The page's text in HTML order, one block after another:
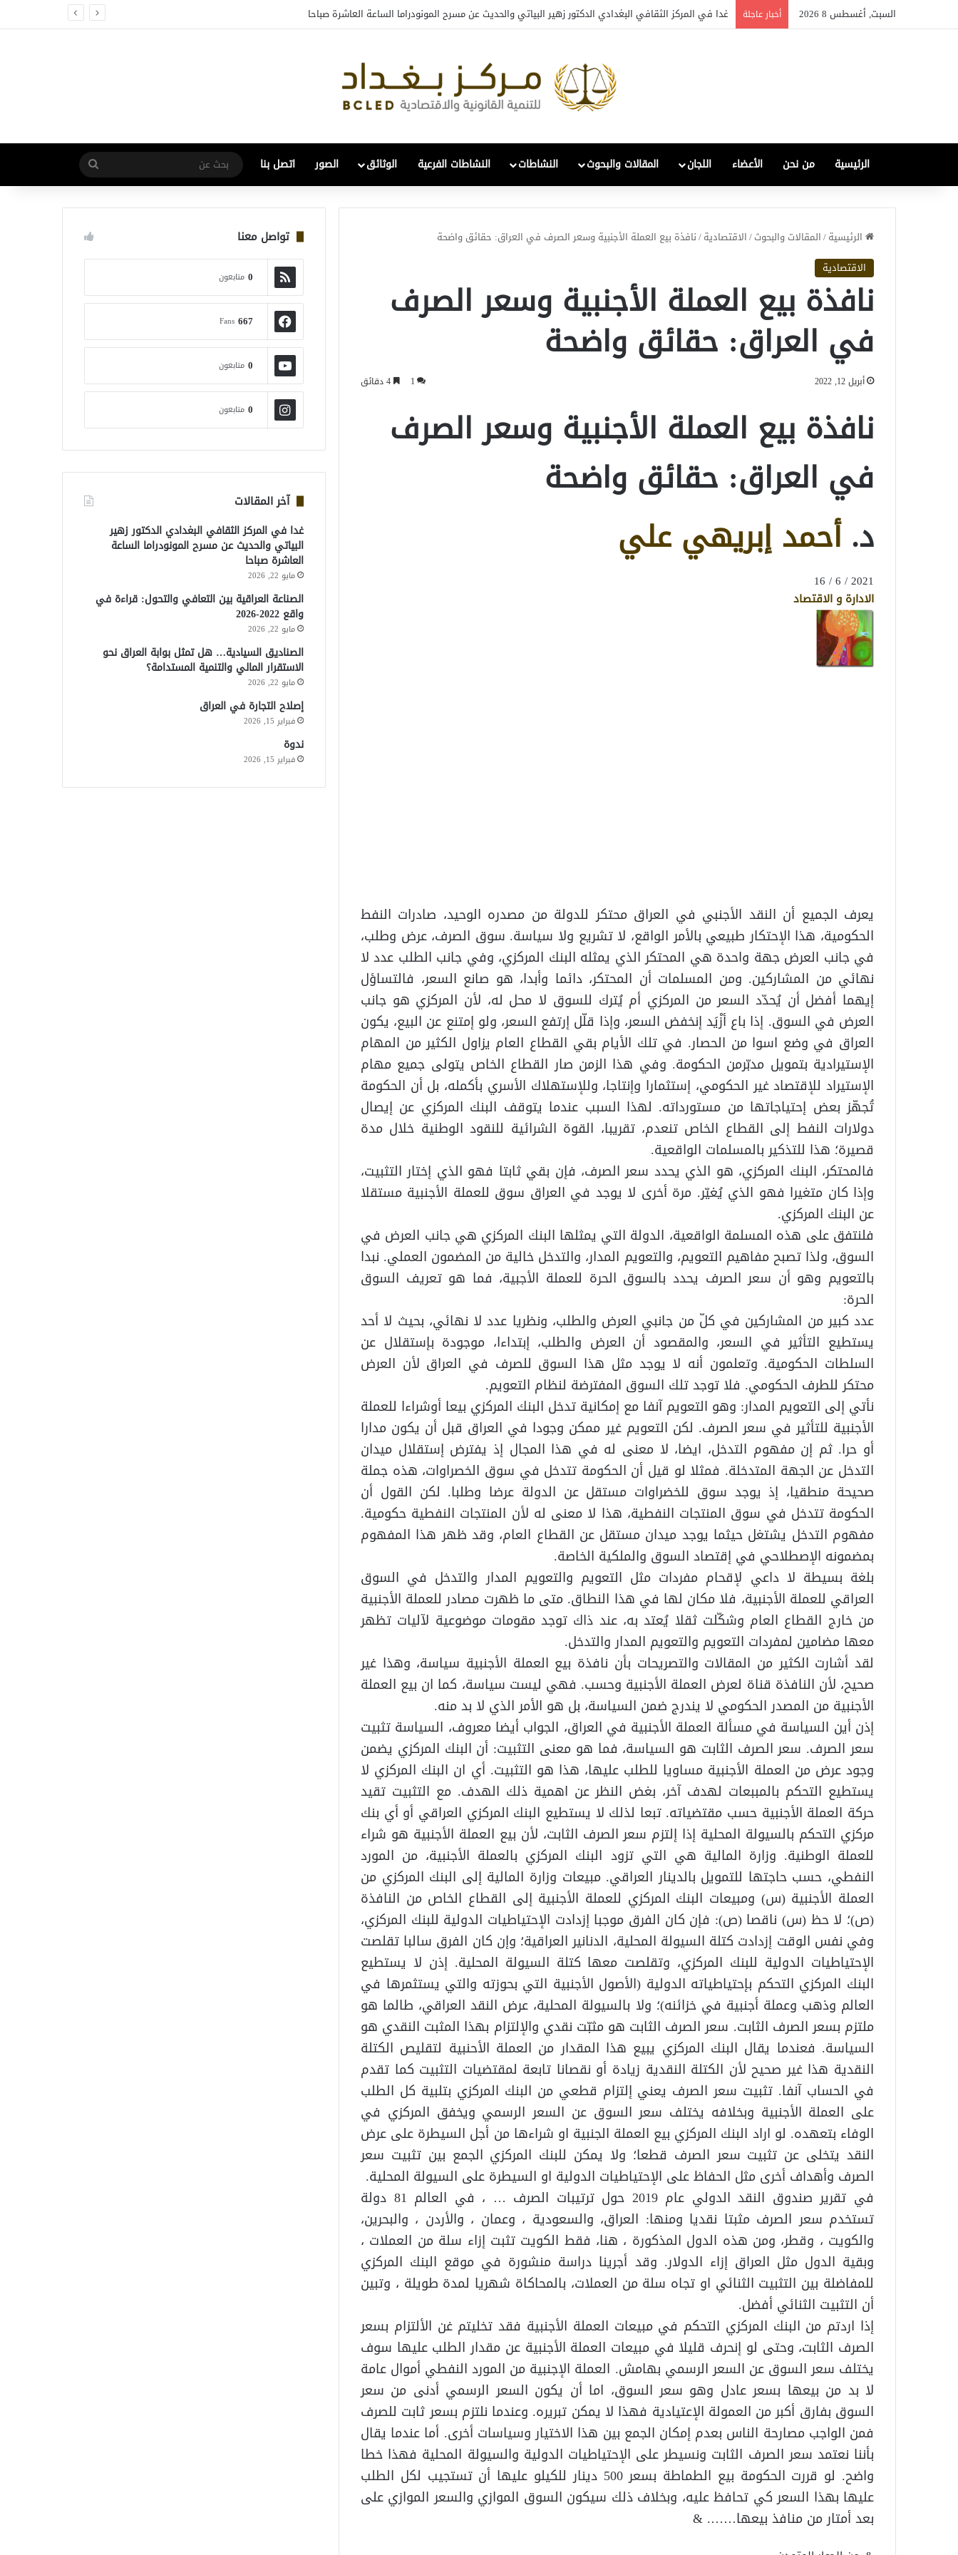
السبت, أغسطس 8 2026 أخبار عاجلة الصناعة العراقية بين التعافي والتحول: قراءة في واقع 2022-2026
الرئيسية من نحن الأعضاء اللجان المقالات والبحوث النشاطات النشاطات الفرعية الوثائق الصور اتصل بنا
بحث
عن
الرئيسية/المقالات والبحوث/الاقتصادية/نافذة بيع العملة الأجنبية وسعر الصرف في العراق: حقائق واضحة
الاقتصادية
نافذة بيع العملة الأجنبية وسعر الصرف
في العراق: حقائق واضحة
أبريل 12, 2022 1
نافذة بيع العملة الأجنبية وسعر الصرف
في العراق: حقائق واضحة
د.أحمد إبريهي علي
2021 / 6 / 16
الادارة و الاقتصاد
يعرف الجميع أن النقد الأجنبي في العراق محتكر للدولة من مصدره الوحيد، صادرات النفط
الحكومية، هذا الإحتكار طبيعي بالأمر الواقع، لا تشريع ولا سياسة. سوق الصرف، عرض وطلب،
في جانب العرض جهة واحدة هي المحتكر الذي يمثله البنك المركزي، وفي جانب الطلب عدد لا
نهائي من المشاركين. ومن المسلمات أن المحتكر، دائما وأبدا، هو صانع السعر، فالتساؤل
إيهما أفضل أن يُحدّد السعر من المركزي أم يُترك للسوق لا محل له، لأن المركزي هو جانب
العرض في السوق. إذا باع أزْيَد إنخفض السعر، وإذا قلّل إرتفع السعر، ولو إمتنع عن البيع، يكون
العراق في وضع اسوا من الحصار. في تلك الأيام بقي القطاع العام يزاول الكثير من المهام
الإستيرادية بتمويل مدبّرمن الحكومة. وفي هذا الزمن صار القطاع الخاص يتولى جميع مهام
الإستيراد للإقتصاد غير الحكومي، إستثمارا وإنتاجا، وللإستهلاك الأسري بأكمله، بل أن الحكومة
تُجهّز بعض إحتياجاتها من مستورداته. لهذا السبب عندما يتوقف البنك المركزي عن إيصال
دولارات النفط إلى القطاع الخاص تنعدم، تقريبا، القوة الشرائية للنقود الوطنية خلال مدة
قصيرة؛ هذا للتذكير بالمسلمات الواقعية.
فالمحتكر، البنك المركزي، هو الذي يحدد سعر الصرف، فإن بقي ثابتا فهو الذي إختار التثبيت،
وإذا كان متغيرا فهو الذي يُغيّر. مرة أخرى لا يوجد في العراق سوق للعملة الأجنبية مستقلا
عن البنك المركزي.
فلنتفق على هذه المسلمة الواقعية، الدولة التي يمثلها البنك المركزي هي جانب العرض في
السوق، ولذا تصبح مفاهيم التعويم، والتعويم المدار، والتدخل خالية من المضمون العملي. نبدا
بالتعويم وهو أن سعر الصرف يحدد بالسوق الحرة للعملة الأجبية، فما هو تعريف السوق
الحرة:
عدد كبير من المشاركين في كلّ من جانبي العرض والطلب، ونظريا عدد لا نهائي، بحيث لا أحد
يستطيع التأثير في السعر، والمقصود أن العرض والطلب، إبتداءا، موجودة بإستقلال عن
السلطات الحكومية. وتعلمون أنه لا يوجد مثل هذا السوق للصرف في العراق لأن العرض
محتكر للطرف الحكومي. فلا توجد تلك السوق المفترضة لنظام التعويم.
نأتي إلى التعويم المدار: وهو التعويم آنفا مع إمكانية تدخل البنك المركزي بيعا أوشراءا للعملة
الأجنبية للتأثير في سعر الصرف. لكن التعويم غير ممكن وجودا في العراق قبل أن يكون مدارا
أو حرا. ثم إن مفهوم التدخل، ايضا، لا معنى له في هذا المجال إذ يفترض إستقلال ميدان
التدخل عن الجهة المتدخلة. فمثلا لو قيل أن الحكومة تتدخل في سوق الخصراوات، هذه جملة
صحيحة منطقيا، إذ يوجد سوق للخضراوات مستقل عن الدولة عرضا وطلبا. لكن القول أن
الحكومة تتدخل في سوق المنتجات النفطية، هذا لا معنى له لأن المنتجات النفطية حكومية.
مفهوم التدخل يشتغل حيثما يوجد ميدان مستقل عن القطاع العام، وقد ظهر هذا المفهوم
بمضمونه الإصطلاحي في إقتصاد السوق والملكية الخاصة.
بلغة بسيطة لا داعي لإقحام مفردات مثل التعويم والتعويم المدار والتدخل في السوق
العراقي للعملة الأجنبية، فلا مكان لها في هذا النطاق. متى ما ظهرت مصادر للعملة الأجنبية
من خارج القطاع العام وشكّلت ثقلا يُعتد به، عند ذاك توجد مقومات موضوعية لآليات تظهر
معها مضامين لمفردات التعويم والتعويم المدار والتدخل.
لقد أشارت الكثير من المقالات والتصريحات بأن نافذة بيع العملة الأجنبية سياسة، وهذا غير
صحيح، لأن النافذة قناة لعرض العملة الأجنبية وحسب. فهي ليست سياسة، كما ان بيع العملة
الأجنبية من المصدر الحكومي لا يندرج ضمن السياسة، بل هو الأمر الذي لا بد منه.
إذن أين السياسة في مسألة العملة الأجنبية في العراق، الجواب أيضا معروف، السياسة تثبيت
سعر الصرف. سعر الصرف الثابت هو السياسة، فما هو معنى التثبيت: أن البنك المركزي يضمن
وجود عرض من العملة الأجنبية مساويا للطلب عليها، هذا هو التثبيت. أي ان البنك المركزي لا
يستطيع التحكم بالمببعات لهدف آخر، بغض النظر عن اهمية ذلك الهدف. مع التثبيت تقيد
حركة العملة الأجنبية حسب مقتضياته. تبعا لذلك لا يستطيع البنك المركزي العراقي أو أي بنك
مركزي التحكم بالسيولة المحلية إذا إلتزم سعر الصرف الثابت، لأن بيع العملة الأجنبية هو شراء
للعملة الوطنية. وزارة المالية هي التي تزود البنك المركزي بالعملة الأجنبية، من المورد
النفطي، حسب حاجتها للتمويل بالدينار العراقي. مبيعات وزارة المالية إلى البنك المركزي من
العملة الأجنبية (س) ومبيعات البنك المركزي للعملة الأجنبية إلى القطاع الخاص من النافذة
(ص)؛ لا حظ (س) ناقصا (ص): فإن كان الفرق موجبا إزدادت الإحتياطيات الدولية للبنك المركزي،
وفي نفس الوقت إزدادت كتلة السيولة المحلية، الدنانير العراقية؛ وإن كان الفرق سالبا تقلصت
الإحتياطيات الدولية للبنك المركزي، وتقلصت معها كتلة السيولة المحلية. إذن لا يستطيع
البنك المركزي التحكم بإحتياطياته الدولية (الأصول الأجنبية التي بحوزته والتي يستثمرها في
العالم وذهب وعملة أجنبية في خزائنه)؛ ولا بالسيولة المحلية، عرض النقد العراقي، طالما هو
ملتزم بسعر الصرف الثابت. سعر الصرف الثابت هو مثبّت نقدي والإلتزام بهذا المثبت النقدي هو
السياسة. فعندما يقال البنك المركزي يبيع هذا المقدار من العملة الأحنبية لتقليص الكتلة
النقدية هذا غير صحيح لأن الكتلة النقدية زيادة أو نقصانا تابعة لمقتضيات التثبيت كما تقدم
في الحساب آنفا. تثبيت سعر الصرف يعني إلتزام قطعي من البنك المركزي بتلبية كل الطلب
على العملة الأجنبية وبخلافه يختلف سعر السوق عن السعر الرسمي ويخفق المركزي في
الوفاء بتعهده. لو اراد البنك المركزي بيع العملة الجنبية او شراءها من أجل السيطرة على عرض
النقد يتخلى عن تثبيت سعر الصرف قطعا؛ ولا يمكن للبنك المركزي الجمع بين تثبيت سعر
الصرف وأهداف أخرى مثل الحفاظ على الإحتياطيات الدولية او السيطرة على السيولة المحلية.
في تقرير صندوق النقد الدولي عام 2019 حول ترتيبات الصرف … ، في العالم 81 دولة
تستخدم سعر الصرف مثبتا نقديا ومنها: العراق، والسعودية ، وعمان ، والأردن ، والبحرين،
والكويت ، وقطر، ومن هذه الدول المذكورة ، هنا، فقط الكويت تثبت إزاء سلة من العملات ،
وبقية الدول مثل العراق إزاء الدولار. وقد أجرينا دراسة منشورة في موقع البنك المركزي
للمفاضلة بين التثبيت الثنائي او تجاه سلة من العملات، بالمحاكاة شهريا لمدة طويلة ، وتبين
أن التثبيت الثنائي أفضل.
إذا اردتم من البنك المركزي التحكم في مبيعات العملة الأجنبية فقد تخليتم غن الألتزام بسعر
الصرف الثابت، وحتى لو إنحرف قليلا في مبيعات العملة الأجنبية عن مقدار الطلب عليها سوف
يختلف سعر السوق عن السعر الرسمي بهامش. العملة الإجنبية من المورد النفطي أموال عامة
لا بد من بيعها بسعر عادل وهو سعر السوق، اما أن يكون السعر الرسمي أدنى من سعر
السوق بفارق أكبر من العمولة الإعتيادية فهذا لا يمكن تبريره. وعندما نلتزم بسعر ثابت للصرف
فمن الواجب مصارحة الناس بعدم إمكان الجمع بين هذا الاختيار وسياسات أخرى. أما عندما يقال
بأننا نعتمد سعر الصرف الثابت ونسيطر على الإحتياطيات الدولية والسيولة المحلية فهذا خطا
واضح. لو قررت الحكومة بيع الطماطة بسعر 500 دينار للكيلو عليها أن تستجيب لكل الطلب
عليها بهذا السعر كي تحافظ عليه، وبخلاف ذلك سيكون السوق الموازي والسعر الموازي على
بعد أمتار من منافذ بيعها……. &
تواصل معنا
0 متابعون
667
Fans
0 متابعون
0 متابعون
آخر المقالات
غدا في المركز الثقافي البغدادي الدكتور زهير
البياتي والحديث عن مسرح المونودراما الساعة
العاشرة صباحا
مايو 22, 2026
الصناعة العراقية بين التعافي والتحول: قراءة في
واقع 2022-2026
مايو 22, 2026
الصناديق السيادية… هل تمثل بوابة العراق نحو
الاستقرار المالي والتنمية المستدامة؟
مايو 22, 2026
إصلاح التجارة في العراق
فبراير 15, 2026
ندوة
فبراير 15, 2026